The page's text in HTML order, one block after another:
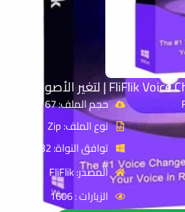
حجم الملف: 67 MB
نوع الملف: Zip
توافق النواة: 32 & 64-Bit
المصدر: FliFlik
الزيارات : 1606